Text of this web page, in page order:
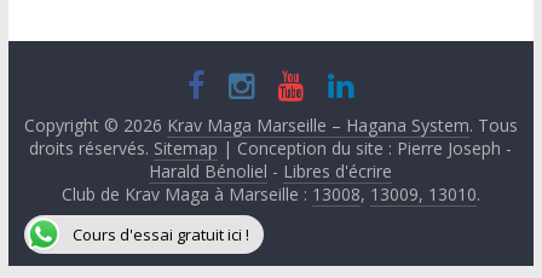
Copyright © 2026 Krav Maga Marseille – Hagana System. Tous
droits réservés. Sitemap | Conception du site : Pierre Joseph -
Harald Bénoliel - Libres d'écrire
Club de Krav Maga à Marseille : 13008, 13009, 13010.
Cours d'essai gratuit ici !